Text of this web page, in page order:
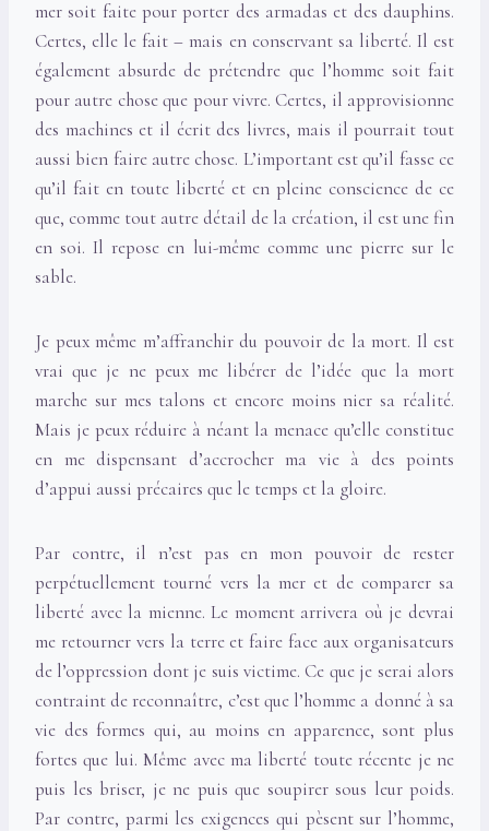
mer soit faite pour porter des armadas et des dauphins.
Certes, elle le fait – mais en conservant sa liberté. Il est
également absurde de prétendre que l’homme soit fait
pour autre chose que pour vivre. Certes, il approvisionne
des machines et il écrit des livres, mais il pourrait tout
aussi bien faire autre chose. L’important est qu’il fasse ce
qu’il fait en toute liberté et en pleine conscience de ce
que, comme tout autre détail de la création, il est une fin
en soi. Il repose en lui-même comme une pierre sur le
sable.
Je peux même m’affranchir du pouvoir de la mort. Il est
vrai que je ne peux me libérer de l’idée que la mort
marche sur mes talons et encore moins nier sa réalité.
Mais je peux réduire à néant la menace qu’elle constitue
en me dispensant d’accrocher ma vie à des points
d’appui aussi précaires que le temps et la gloire.
Par contre, il n’est pas en mon pouvoir de rester
perpétuellement tourné vers la mer et de comparer sa
liberté avec la mienne. Le moment arrivera où je devrai
me retourner vers la terre et faire face aux organisateurs
de l’oppression dont je suis victime. Ce que je serai alors
contraint de reconnaître, c’est que l’homme a donné à sa
vie des formes qui, au moins en apparence, sont plus
fortes que lui. Même avec ma liberté toute récente je ne
puis les briser, je ne puis que soupirer sous leur poids.
Par contre, parmi les exigences qui pèsent sur l’homme,